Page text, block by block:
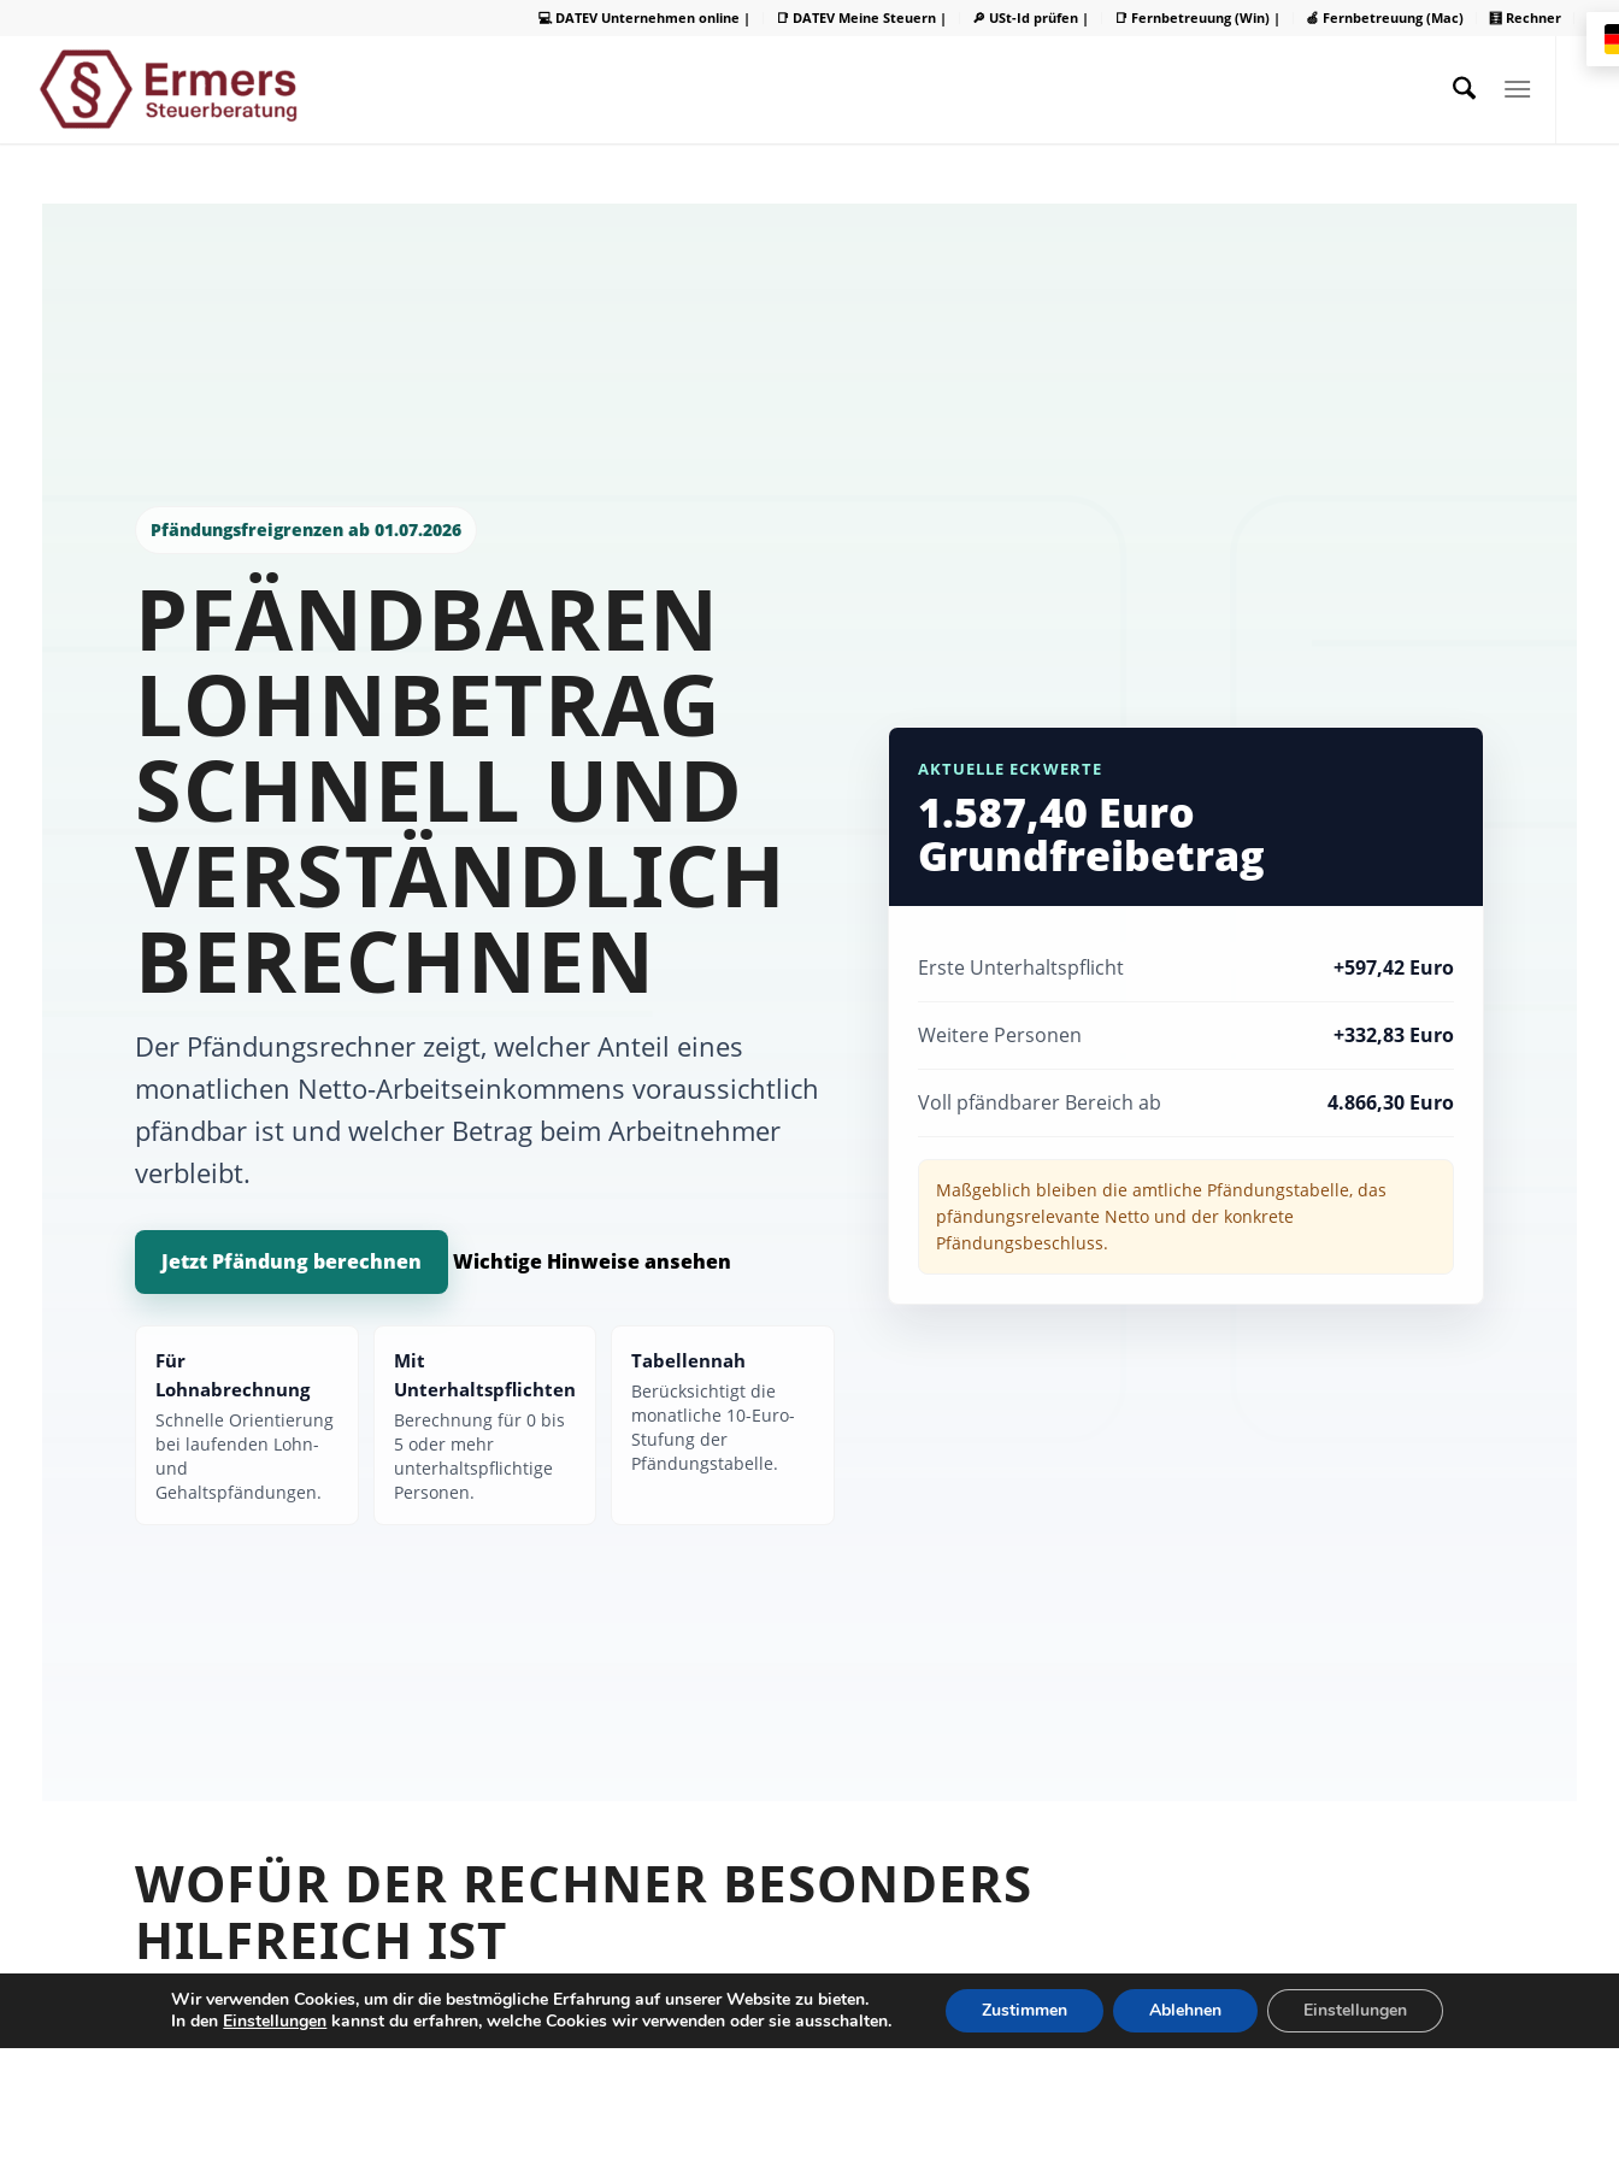
💻 DATEV Unternehmen online | 📑 DATEV Meine Steuern | 🔎 USt-Id prüfen | 📑 Fernbetreuung (Win) | 🍏 Fernbetreuung (Mac) 🧮 Rechner
Pfändungsfreigrenzen ab 01.07.2026
PFÄNDBAREN
LOHNBETRAG
SCHNELL UND
VERSTÄNDLICH
BERECHNEN
Der Pfändungsrechner zeigt, welcher Anteil eines
monatlichen Netto-Arbeitseinkommens voraussichtlich
pfändbar ist und welcher Betrag beim Arbeitnehmer
verbleibt.
Jetzt Pfändung berechnen Wichtige Hinweise ansehen
Für
Lohnabrechnung
Schnelle Orientierung
bei laufenden Lohn-
und
Gehaltspfändungen.
Mit
Unterhaltspflichten
Berechnung für 0 bis
5 oder mehr
unterhaltspflichtige
Personen.
Tabellennah
Berücksichtigt die
monatliche 10-Euro-
Stufung der
Pfändungstabelle.
AKTUELLE ECKWERTE
1.587,40 Euro
Grundfreibetrag
Erste Unterhaltspflicht +597,42 Euro
Weitere Personen +332,83 Euro
Voll pfändbarer Bereich ab 4.866,30 Euro
Maßgeblich bleiben die amtliche Pfändungstabelle, das
pfändungsrelevante Netto und der konkrete
Pfändungsbeschluss.
WOFÜR DER RECHNER BESONDERS
HILFREICH IST
Lohnpfändungen sind in der Praxis oft fehleranfällig: Schon Unterhaltspflichten,
Sonderzahlungen oder mehrere Pfändungen können das Ergebnis verändern. Der Rechner
Wir verwenden Cookies, um dir die bestmögliche Erfahrung auf unserer Website zu bieten.
In den Einstellungen kannst du erfahren, welche Cookies wir verwenden oder sie ausschalten. Zustimmen Ablehnen Einstellungen